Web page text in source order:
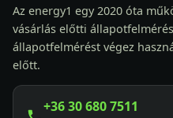
Az energy1 egy 2020 óta
vásárlás előtti
állapotfelmérést végez
előtt.
+36 30 680 7511